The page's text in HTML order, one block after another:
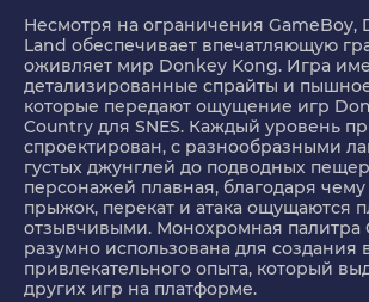
Несмотря на ограничения GameBoy,
Land обеспечивает впечатляющую
оживляет мир Donkey Kong. Игра
детализированные спрайты и
которые передают ощущение игр
Country для SNES. Каждый уровень
спроектирован, с разнообразными
густых джунглей до подводных
персонажей плавная, благодаря
прыжок, перекат и атака ощущаются
отзывчивыми. Монохромная палитра
разумно использована для создания
привлекательного опыта, который
других игр на платформе.